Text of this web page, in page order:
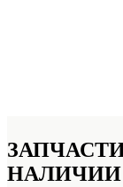
ЗАПЧАСТИ
НАЛИЧИИ